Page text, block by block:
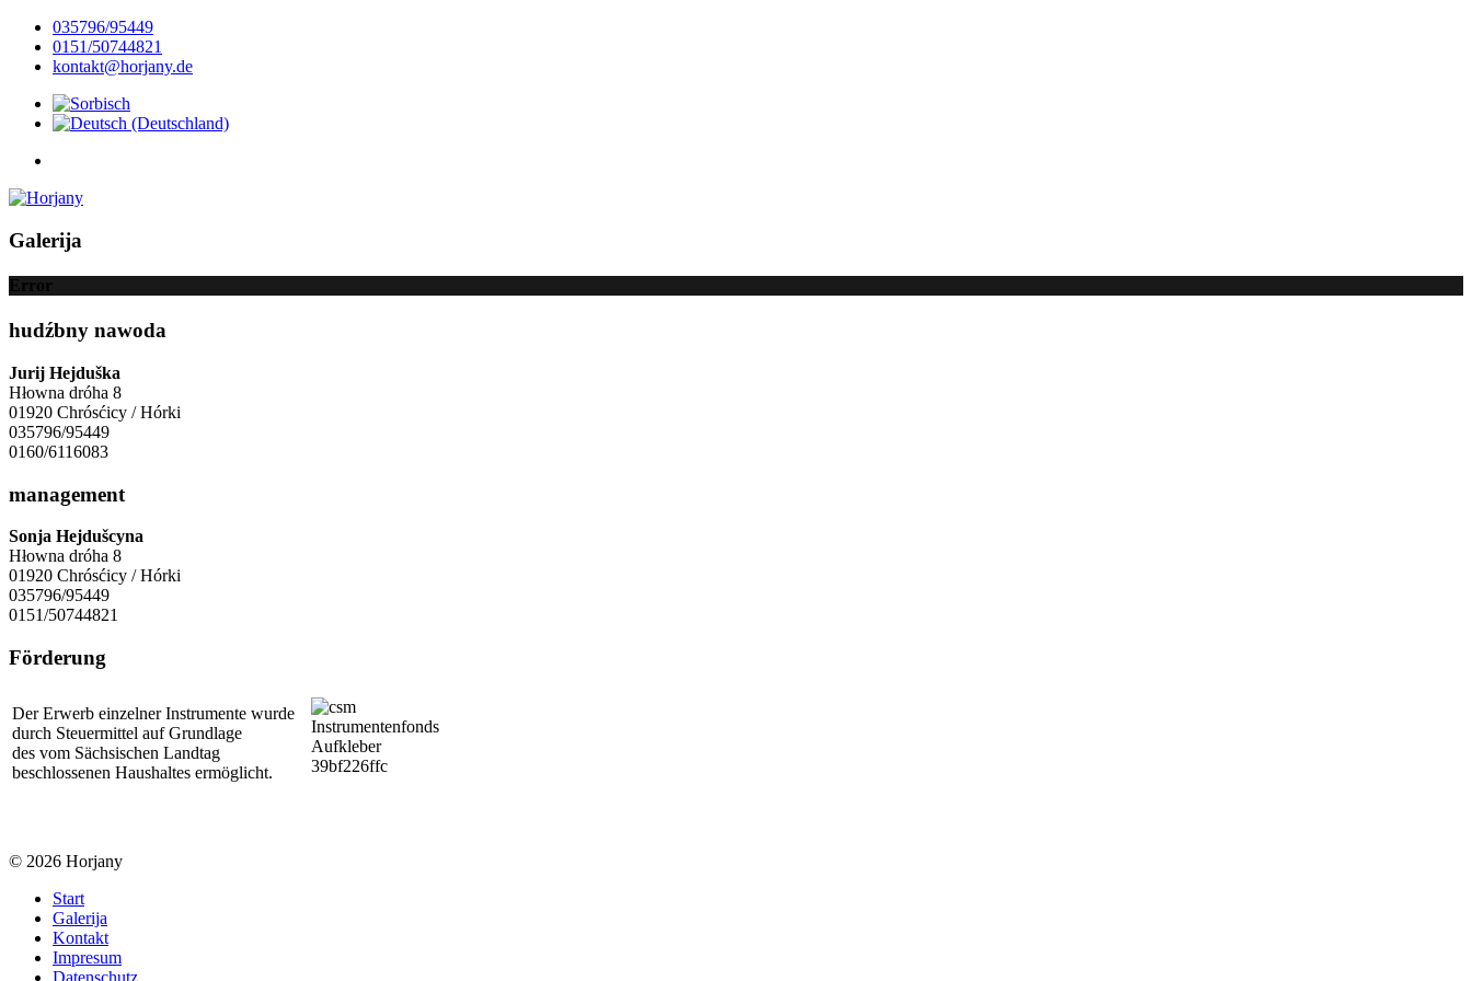
035796/95449
0151/50744821
kontakt@horjany.de
Galerija
Error
hudźbny nawoda
Jurij Hejduška
Hłowna dróha 8
01920 Chrósćicy / Hórki
035796/95449
0160/6116083
management
Sonja Hejdušcyna
Hłowna dróha 8
01920 Chrósćicy / Hórki
035796/95449
0151/50744821
Förderung
Der Erwerb einzelner Instrumente wurde
durch Steuermittel auf Grundlage
des vom Sächsischen Landtag
beschlossenen Haushaltes ermöglicht.
© 2026 Horjany
Start
Galerija
Kontakt
Impresum
Datenschutz